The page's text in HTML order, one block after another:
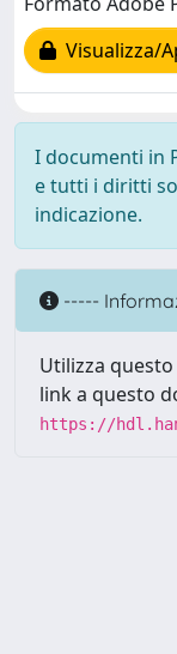
Visualizza/
I documenti in
e tutti i diritti
indicazione.
-----
Utilizza
link a questo
https://